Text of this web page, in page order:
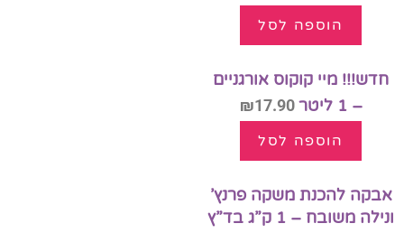
הוספה לסל
חדש!!! מיי קוקוס אורגניים
– 1 ליטר
₪17.90
הוספה לסל
אבקה להכנת משקה פרנץ’
ונילה משובח – 1 ק”ג בד”ץ